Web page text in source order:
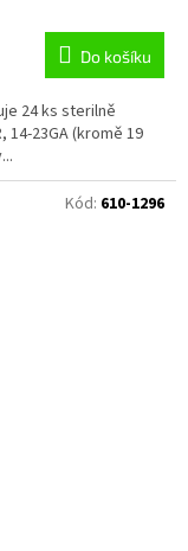
Do košíku
24 ks sterilně
23GA (kromě 19
Kód: 610-1296